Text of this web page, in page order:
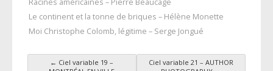
Le continent et la tonne de briques – Hélène Monette
Moi Christophe Colomb, légitime – Serge Jongué
← Ciel variable 19 –
Ciel variable 21 – AUTHOR